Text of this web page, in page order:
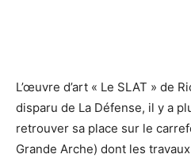
L’œuvre d’art « Le SLAT » de
disparu de La Défense, il y a
retrouver sa place sur le
Grande Arche) dont les